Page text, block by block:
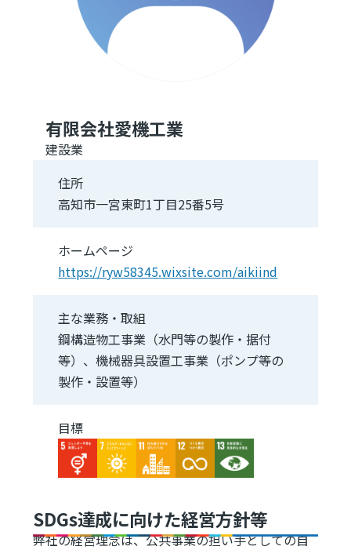
有限会社愛機工業
建設業
住所
高知市一宮東町1丁目25番5号
ホームページ
https://ryw58345.wixsite.com/aikiind
主な業務・取組
鋼構造物工事業（水門等の製作・据付
等）、機械器具設置工事業（ポンプ等の
製作・設置等）
目標
Image Image Image Image Image
SDGs達成に向けた経営方針等
弊社の経営理念は、公共事業の担い手としての自